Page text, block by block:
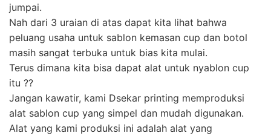
jumpai.
Nah dari 3 uraian di atas dapat kita lihat bahwa
peluang usaha untuk sablon kemasan cup dan botol
masih sangat terbuka untuk bias kita mulai.
Terus dimana kita bisa dapat alat untuk nyablon cup
itu ??
Jangan kawatir, kami Dsekar printing memproduksi
alat sablon cup yang simpel dan mudah digunakan.
Alat yang kami produksi ini adalah alat yang